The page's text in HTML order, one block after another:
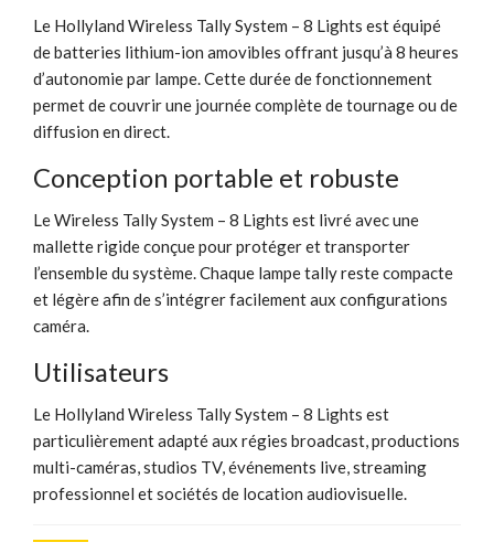
Le Hollyland Wireless Tally System – 8 Lights est équipé
de batteries lithium-ion amovibles offrant jusqu’à 8 heures
d’autonomie par lampe. Cette durée de fonctionnement
permet de couvrir une journée complète de tournage ou de
diffusion en direct.
Conception portable et robuste
Le Wireless Tally System – 8 Lights est livré avec une
mallette rigide conçue pour protéger et transporter
l’ensemble du système. Chaque lampe tally reste compacte
et légère afin de s’intégrer facilement aux configurations
caméra.
Utilisateurs
Le Hollyland Wireless Tally System – 8 Lights est
particulièrement adapté aux régies broadcast, productions
multi-caméras, studios TV, événements live, streaming
professionnel et sociétés de location audiovisuelle.